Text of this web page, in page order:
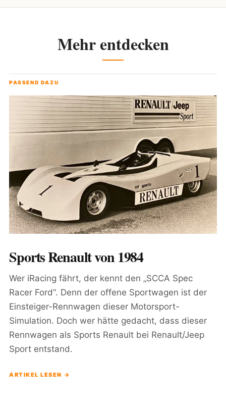
Mehr entdecken
PASSEND DAZU
Sports Renault von 1984
Wer iRacing fährt, der kennt den „SCCA Spec
Racer Ford“. Denn der offene Sportwagen ist der
Einsteiger-Rennwagen dieser Motorsport-
Simulation. Doch wer hätte gedacht, dass dieser
Rennwagen als Sports Renault bei Renault/Jeep
Sport entstand.
ARTIKEL LESEN →